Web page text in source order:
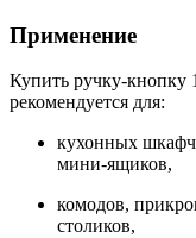
Применение
Купить ручку-кнопку
рекомендуется для:
кухонных
мини-ящиков,
комодов,
столиков,